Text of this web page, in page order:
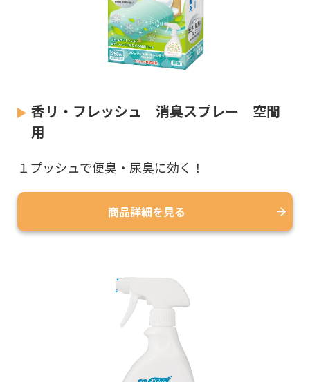
香リ・フレッシュ 消臭スプレー 空間
用
１プッシュで便臭・尿臭に効く！
商品詳細を見る